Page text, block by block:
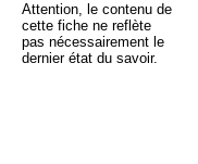
Attention, le contenu de
cette fiche ne reflète
pas nécessairement le
dernier état du savoir.